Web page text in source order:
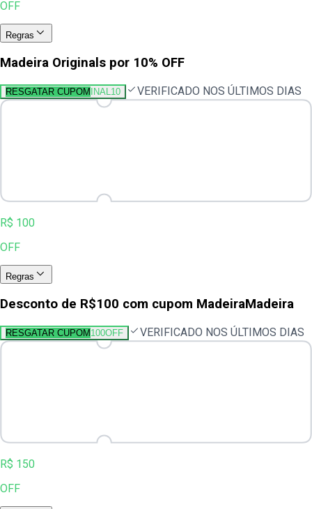
OFF
Regras
Madeira Originals por 10% OFF
RESGATAR CUPOM INAL10 VERIFICADO NOS ÚLTIMOS DIAS
R$ 100
OFF
Regras
Desconto de R$100 com cupom MadeiraMadeira
RESGATAR CUPOM 100OFF VERIFICADO NOS ÚLTIMOS DIAS
R$ 150
OFF